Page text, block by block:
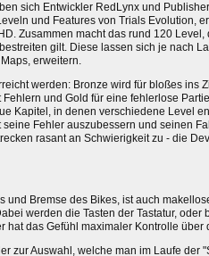
sich Entwickler RedLynx und
und Features von Trials Evolution,
Zusammen macht das rund 120 Level,
gilt. Diese lassen sich je nach
erweitern.
werden: Bronze wird für bloßes ins
und Gold für eine fehlerlose
Kapitel, in denen verschiedene Level
Fehler auszubessern und seinen
rasant an Schwierigkeit zu - die
und Bremse des Bikes, ist auch
werden die Tasten der Tastatur, oder
hat das Gefühl maximaler Kontrolle über
zur Auswahl, welche man im Laufe der